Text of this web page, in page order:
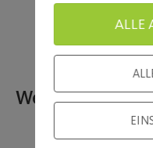
Weitere
ALLE